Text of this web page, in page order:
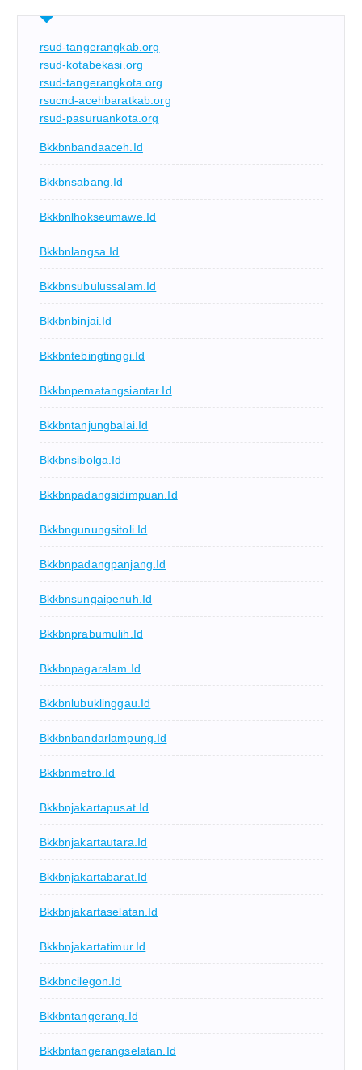
rsud-tangerangkab.org
rsud-kotabekasi.org
rsud-tangerangkota.org
rsucnd-acehbaratkab.org
rsud-pasuruankota.org
Bkkbnbandaaceh.id
Bkkbnsabang.id
Bkkbnlhokseumawe.id
Bkkbnlangsa.id
Bkkbnsubulussalam.id
Bkkbnbinjai.id
Bkkbntebingtinggi.id
Bkkbnpematangsiantar.id
Bkkbntanjungbalai.id
Bkkbnsibolga.id
Bkkbnpadangsidimpuan.id
Bkkbngunungsitoli.id
Bkkbnpadangpanjang.id
Bkkbnsungaipenuh.id
Bkkbnprabumulih.id
Bkkbnpagaralam.id
Bkkbnlubuklinggau.id
Bkkbnbandarlampung.id
Bkkbnmetro.id
Bkkbnjakartapusat.id
Bkkbnjakartautara.id
Bkkbnjakartabarat.id
Bkkbnjakartaselatan.id
Bkkbnjakartatimur.id
Bkkbncilegon.id
Bkkbntangerang.id
Bkkbntangerangselatan.id